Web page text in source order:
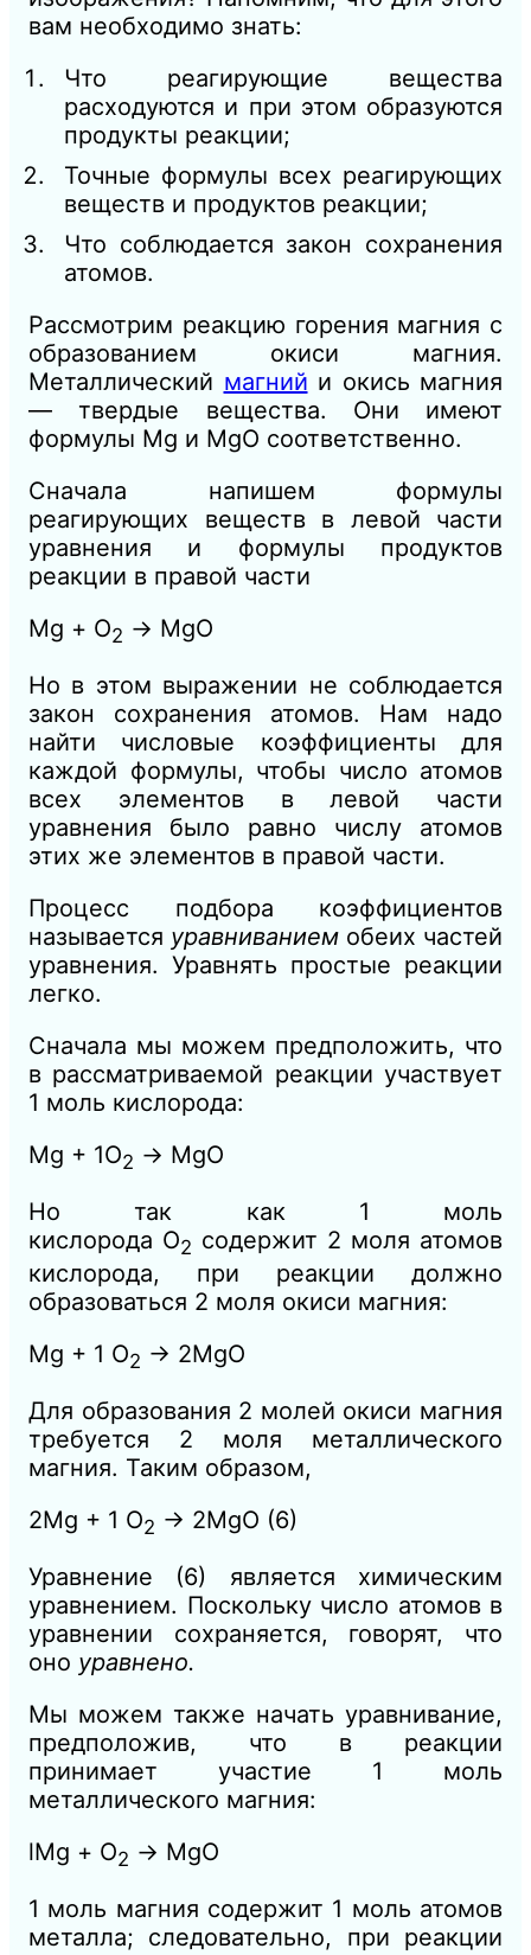
вам необходимо знать:
Что реагирующие вещества
расходуются и при этом образуются
продукты реакции;
Точные формулы всех реагирующих
веществ и продуктов реакции;
Что соблюдается закон сохранения
атомов.
Рассмотрим реакцию горения магния с
образованием окиси магния.
Металлический магний и окись магния
— твердые вещества. Они имеют
формулы Mg и MgO соответственно.
Сначала напишем формулы
реагирующих веществ в левой части
уравнения и формулы продуктов
реакции в правой части
Mg + О2 → MgO
Но в этом выражении не соблюдается
закон сохранения атомов. Нам надо
найти числовые коэффициенты для
каждой формулы, чтобы число атомов
всех элементов в левой части
уравнения было равно числу атомов
этих же элементов в правой части.
Процесс подбора коэффициентов
называется уравниванием обеих частей
уравнения. Уравнять простые реакции
легко.
Сначала мы можем предположить, что
в рассматриваемой реакции участвует
1 моль кислорода:
Mg + 1О2 → MgO
Но так как 1 моль
кислорода О2 содержит 2 моля атомов
кислорода, при реакции должно
образоваться 2 моля окиси магния:
Mg + 1 О2 → 2MgO
Для образования 2 молей окиси магния
требуется 2 моля металлического
магния. Таким образом,
2Mg + 1 О2 → 2MgO (6)
Уравнение (6) является химическим
уравнением. Поскольку число атомов в
уравнении сохраняется, говорят, что
оно уравнено.
Мы можем также начать уравнивание,
предположив, что в реакции
принимает участие 1 моль
металлического магния:
lMg + О2 → MgO
1 моль магния содержит 1 моль атомов
металла; следовательно, при реакции